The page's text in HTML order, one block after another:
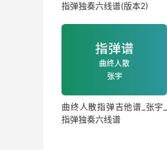
指弹独奏六线谱(版本2)
曲终人散指弹吉他谱_张宇_
指弹独奏六线谱